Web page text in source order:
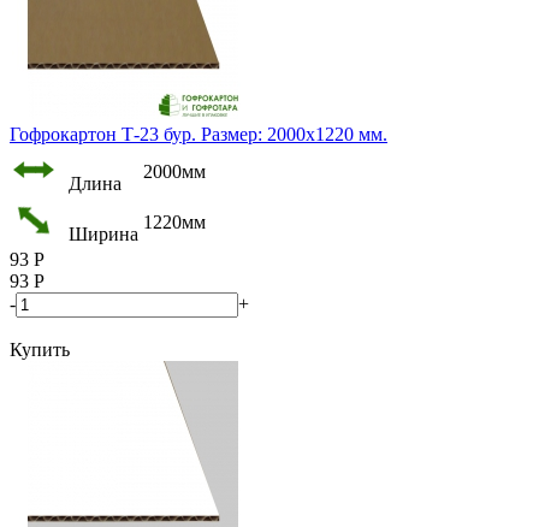
Гофрокартон Т-23 бур. Размер: 2000х1220 мм.
Длина
2000мм
Ширина
1220мм
93 Р
93 Р
-
+
Купить